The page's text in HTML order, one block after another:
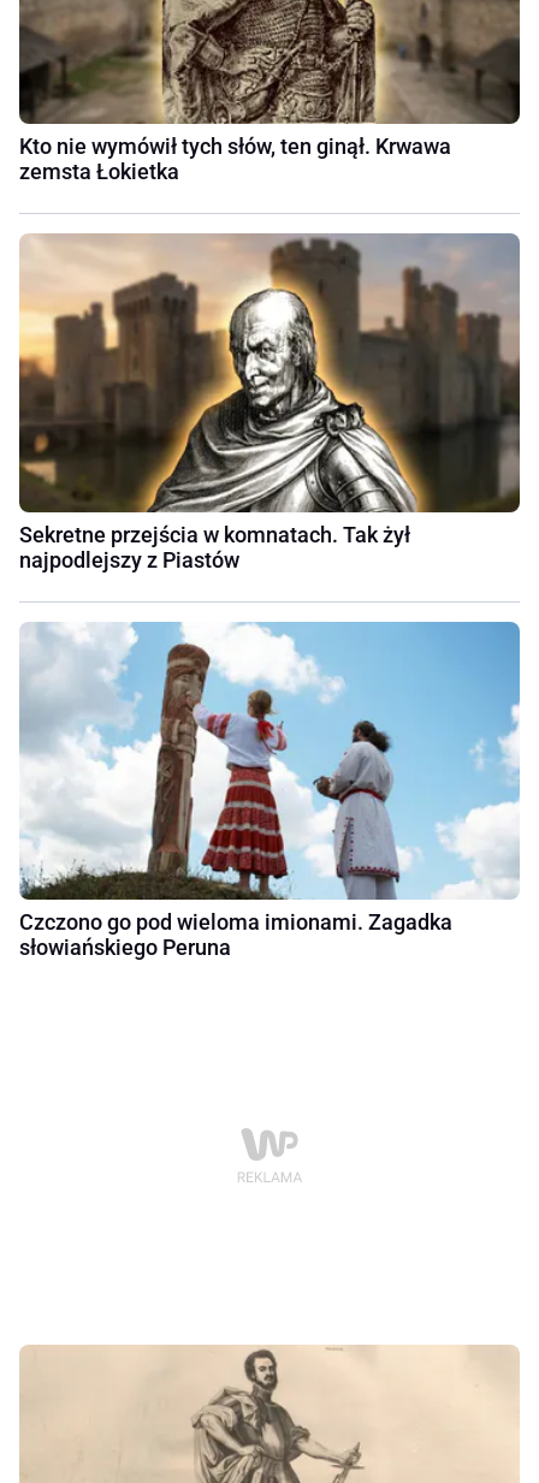
Kto nie wymówił tych słów, ten ginął. Krwawa
zemsta Łokietka
Sekretne przejścia w komnatach. Tak żył
najpodlejszy z Piastów
Czczono go pod wieloma imionami. Zagadka
słowiańskiego Peruna